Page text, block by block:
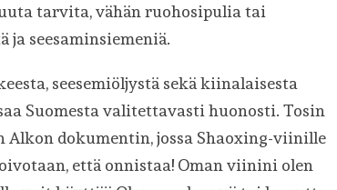
tarvita, vähän ruohosipulia tai
seesaminsiemeniä.
seesemiöljystä sekä kiinalaisesta
Suomesta valitettavasti huonosti. Tosin
dokumentin, jossa Shaoxing-viinille
että onnistaa! Oman viinini olen